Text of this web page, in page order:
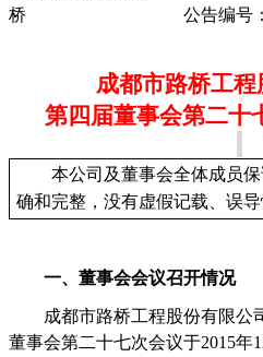
桥
公告编号 ：
成都市路桥工程
第四届董事会第二十
本公司及董事会全体成员
确和完整，没有虚假记载、误导
一、董事会会议召开情况
成都市路桥工程股份有限公
董事会第二十七次会议于2015年